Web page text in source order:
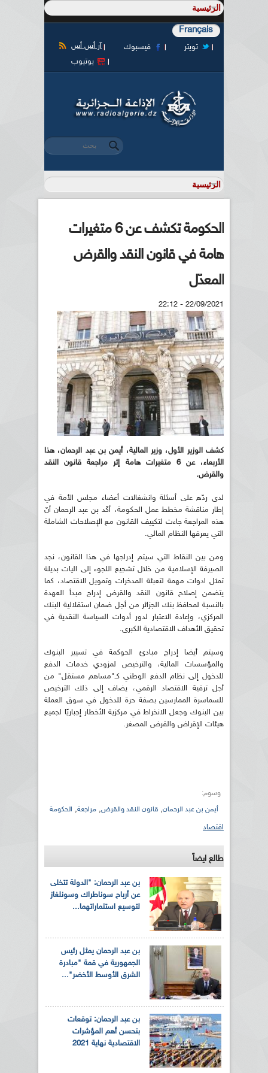
Français
آر أس أس فيسبوك
تويتر
يوتيوب
استمارة البحث
‏بحث ‏
الحكومة تكشف عن 6 متغيرات
هامة في قانون النقد والقرض
المعدّل
22/09/2021 - 22:12
كشف الوزير الأول، وزير المالية، أيمن بن عبد الرحمان، هذا
الأربعاء، عن 6 متغيرات هامة إثر مراجعة قانون النقد
والقرض.
لدى ردّه على أسئلة وانشغالات أعضاء مجلس الأمة في
إطار مناقشة مخطط عمل الحكومة، أكّد بن عبد الرحمان أنّ
هذه المراجعة جاءت لتكييف القانون مع الإصلاحات الشاملة
التي يعرفها النظام المالي.
ومن بين النقاط التي سيتم إدراجها في هذا القانون، نجد
الصيرفة الإسلامية من خلال تشجيع اللجوء إلى اليات بديلة
تمثل ادوات مهمة لتعبئة المدخرات وتمويل الاقتصاد، كما
يتضمن إصلاح قانون النقد والقرض إدراج مبدأ العهدة
بالنسبة لمحافظ بنك الجزائر من أجل ضمان استقلالية البنك
المركزي، وإعادة الاعتبار لدور أدوات السياسة النقدية في
تحقيق الأهداف الاقتصادية الكبرى.
وسيتم أيضا إدراج مبادئ الحوكمة في تسيير البنوك
والمؤسسات المالية، والترخيص لمزودي خدمات الدفع
للدخول إلى نظام الدفع الوطني كـ"مساهم مستقل" من
أجل ترقية الاقتصاد الرقمي، يضاف إلى ذلك الترخيص
للسماسرة الممارسين بصفة حرة للدخول في سوق العملة
بين البنوك وجعل الانخراط في مركزية الأخطار إجباريًا لجميع
هيئات الإقراض والقرض المصغر.
وسوم:
أيمن بن عبد الرحمان, قانون النقد والقرض, مراجعة, الحكومة
اقتصاد
طالع ايضاً
بن عبد الرحمان: "الدولة تتخلى
عن أرباح سوناطراك وسونلغاز
لتوسيع استثماراتهما...
بن عبد الرحمان يمثل رئيس
الجمهورية في قمة "مبادرة
الشرق الأوسط الأخضر"...
بن عبد الرحمان: توقعات
بتحسن أهم المؤشرات
الاقتصادية نهاية 2021